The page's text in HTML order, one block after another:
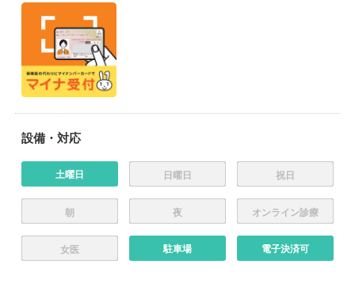
設備・対応
土曜日 日曜日 祝日
朝 夜 オンライン診療
女医 駐車場 電子決済可